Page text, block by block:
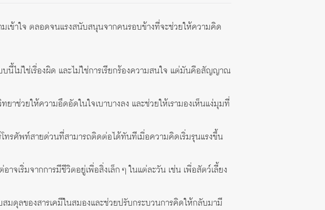
เข้าใจ ตลอดจนแรงสนับสนุนจากคนรอบข้างที่จะช่วยให้ความคิด
นี้ไม่ใช่เรื่องผิด และไม่ใช่การเรียกร้องความสนใจ แต่มันคือสัญญาณ
าช่วยให้ความอึดอัดในใจเบาบางลง และช่วยให้เรามองเห็นแง่มุมที่
ทรศัพท์สายด่วนที่สามารถติดต่อได้ทันทีเมื่อความคิดเริ่มรุนแรงขึ้น
าจเริ่มจากการมีชีวิตอยู่เพื่อสิ่งเล็ก ๆ ในแต่ละวัน เช่น เพื่อสัตว์เลี้ยง
ดุลของสารเคมีในสมองและช่วยปรับกระบวนการคิดให้กลับมามี